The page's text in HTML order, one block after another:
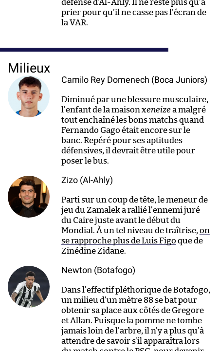
défense d’Al-Ahly. Il ne reste plus qu’à
prier pour qu’il ne casse pas l’écran de
la VAR.
Milieux
Camilo Rey Domenech (Boca Juniors)
Diminué par une blessure musculaire,
l’enfant de la maison xeneizea malgré
tout enchaîné les bons matchs quand
Fernando Gago était encore sur le
banc. Repéré pour ses aptitudes
défensives, il devrait être utile pour
poser le bus.
Zizo (Al-Ahly)
Parti sur un coup de tête, le meneur de
jeu du Zamalek a rallié l’ennemi juré
du Caire juste avant le début du
Mondial. À un tel niveau de traîtrise, on
se rapproche plus de Luis Figo que de
Zinédine Zidane.
Newton (Botafogo)
Dans l’effectif pléthorique de Botafogo,
un milieu d’un mètre 88 se bat pour
obtenir sa place aux côtés de Gregore
et Allan. Puisque la pomme ne tombe
jamais loin de l’arbre, il n’y a plus qu’à
attendre de savoir s’il apparaîtra lors